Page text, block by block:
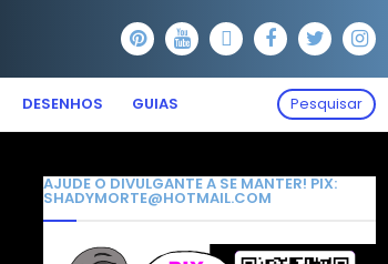
DESENHOS GUIAS Pesquisar
AJUDE O DIVULGANTE A SE MANTER! PIX:
SHADYMORTE@HOTMAIL.COM